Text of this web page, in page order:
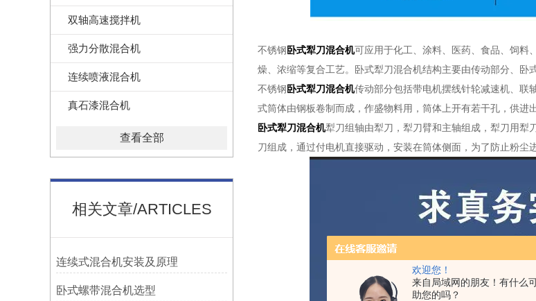
欢迎您！
来自局域网的朋友！有什么
助您的吗？
双轴高速搅拌机
强力分散混合机
连续喷液混合机
真石漆混合机
查看全部
相关文章/ARTICLES
连续式混合机安装及原理
卧式螺带混合机选型
不锈钢卧式犁刀混合机可应用于化工、涂料、医药、食品、饲料
燥、浓缩等复合工艺。卧式犁刀混合机结构主要由传动部分、卧
不锈钢卧式犁刀混合机传动部分包括带电机摆线针轮减速机、联
式筒体由钢板卷制而成，作盛物料用，筒体上开有若干孔，供进
卧式犁刀混合机犁刀组轴由犁刀，犁刀臂和主轴组成，犁刀用犁
刀组成，通过付电机直接驱动，安装在筒体侧面，为了防止粉尘